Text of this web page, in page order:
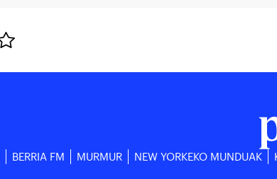
BERRIA FM MURMUR NEW YORKEKO MUNDUAK